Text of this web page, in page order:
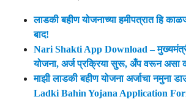
लाडकी बहीण योजनाच्या हमीपत्रात हि
बाद!
Nari Shakti App Download –
योजना, अर्ज प्रक्रिया सुरू, अँप वरून असा
माझी लाडकी बहीण योजना अर्जाचा नमुना
Ladki Bahin Yojana Application